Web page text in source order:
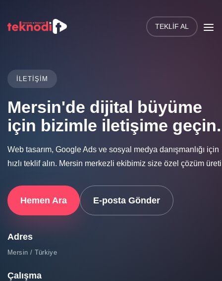
TEKLIF AL
İLETIŞIM
Mersin'de dijital büyüme
için bizimle iletişime geçin.
Web tasarım, Google Ads ve sosyal medya danışmanlığı için
hızlı teklif alın. Mersin merkezli ekibimiz size özel çözüm
Hemen Ara E-posta Gönder
Adres
Mersin / Türkiye
Çalışma